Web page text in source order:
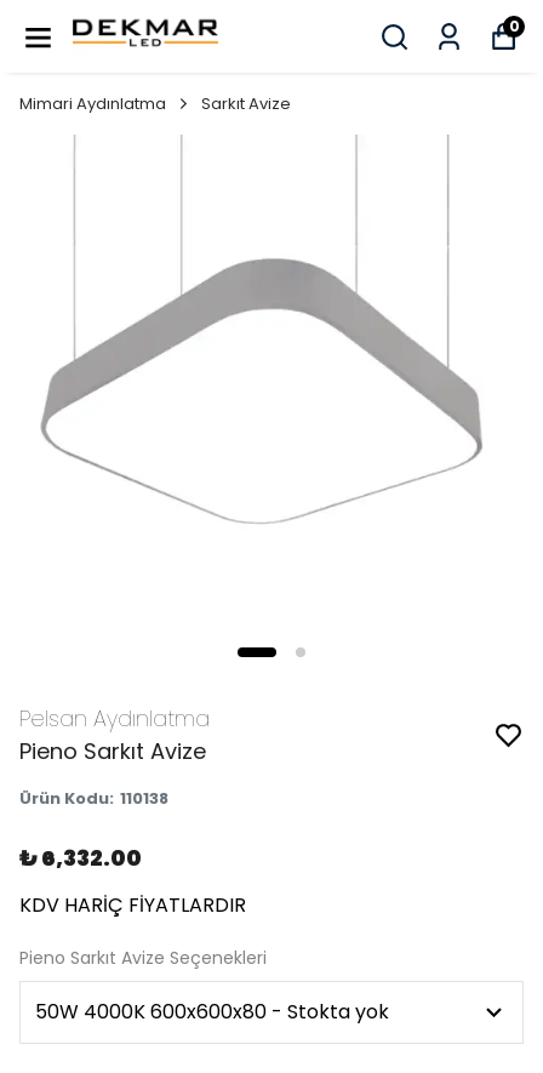
0
Mimari Aydınlatma Sarkıt Avize
Pelsan Aydınlatma
Pieno Sarkıt Avize
Ürün Kodu: 110138
₺ 6,332.00
KDV HARİÇ FİYATLARDIR
Pieno Sarkıt Avize Seçenekleri